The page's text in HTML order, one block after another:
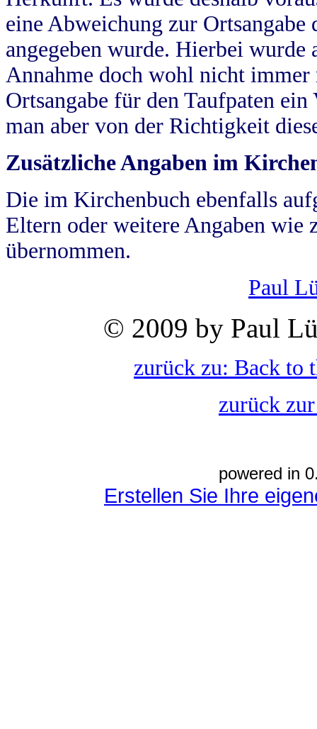
eine Abweichung zur
angegeben wurde. Hierbei wurde
Annahme doch wohl nicht
Ortsangabe für den Taufpaten
man aber von der Richtigkeit
Zusätzliche Angaben im
Die im Kirchenbuch ebenfalls
Eltern oder weitere Angaben wie
übernommen.
Paul
© 2009 by Paul
zurück zu: Back to
zurück
powered in
Erstellen Sie Ihre